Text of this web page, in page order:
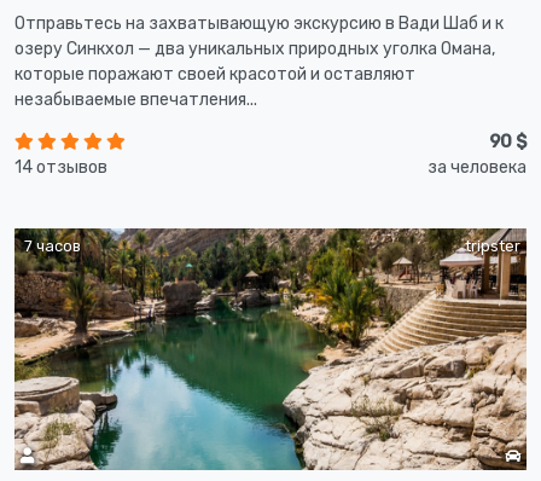
Отправьтесь на захватывающую экскурсию в Вади Шаб и к
озеру Синкхол — два уникальных природных уголка Омана,
которые поражают своей красотой и оставляют
незабываемые впечатления...
14 отзывов
90 $
за человека
tripster
7 часов